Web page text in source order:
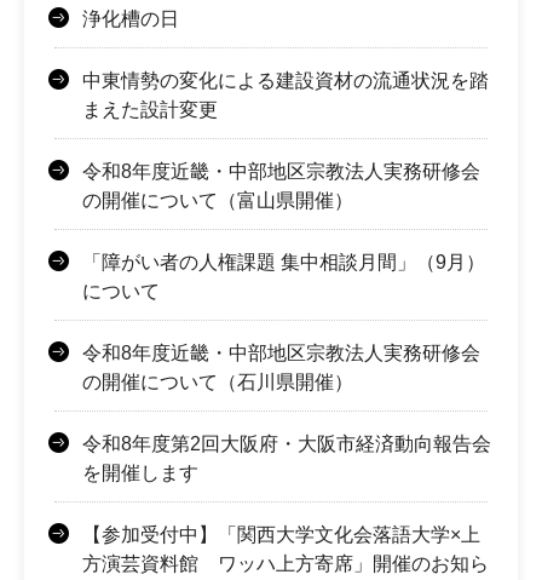
浄化槽の日
中東情勢の変化による建設資材の流通状況を踏
まえた設計変更
令和8年度近畿・中部地区宗教法人実務研修会
の開催について（富山県開催）
「障がい者の人権課題 集中相談月間」（9月）
について
令和8年度近畿・中部地区宗教法人実務研修会
の開催について（石川県開催）
令和8年度第2回大阪府・大阪市経済動向報告会
を開催します
【参加受付中】「関西大学文化会落語大学×上
方演芸資料館 ワッハ上方寄席」開催のお知ら